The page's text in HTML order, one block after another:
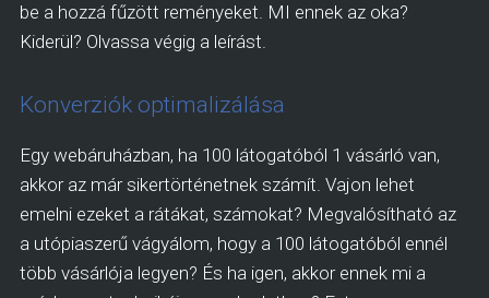
be a hozzá fűzött reményeket. MI ennek az oka?
Kiderül? Olvassa végig a leírást.
Konverziók optimalizálása
Egy webáruházban, ha 100 látogatóból 1 vásárló van,
akkor az már sikertörténetnek számít. Vajon lehet
emelni ezeket a rátákat, számokat? Megvalósítható az
a utópiaszerű vágyálom, hogy a 100 látogatóból ennél
több vásárlója legyen? És ha igen, akkor ennek mi a